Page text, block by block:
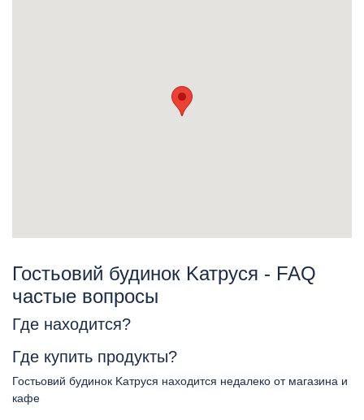
Гостьовий будинок Kатруся - FAQ
частые вопросы
Где находится?
Где купить продукты?
Гостьовий будинок Kатруся находится недалеко от магазина и
кафе